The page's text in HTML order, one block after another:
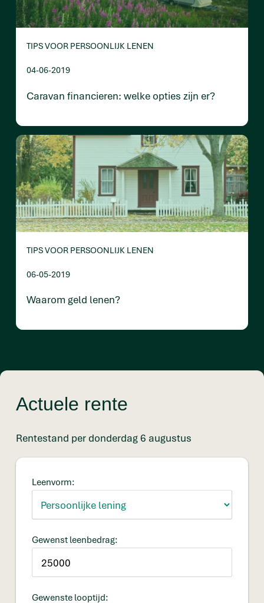
TIPS VOOR PERSOONLIJK LENEN
04-06-2019
Caravan financieren: welke opties zijn er?
TIPS VOOR PERSOONLIJK LENEN
06-05-2019
Waarom geld lenen?
Actuele rente
Rentestand per donderdag 6 augustus
Leenvorm:
Gewenst leenbedrag:
Gewenste looptijd: